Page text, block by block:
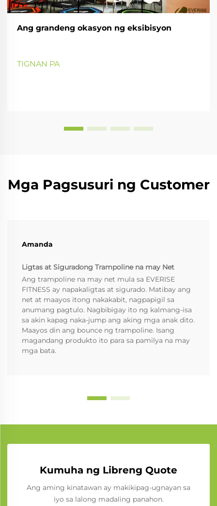
Ang grandeng okasyon ng eksibisyon
TIGNAN PA
Mga Pagsusuri ng Customer
Amanda
Ligtas at Siguradong Trampoline na may Net
Ang trampoline na may net mula sa EVERISE
FITNESS ay napakaligtas at sigurado. Matibay ang
net at maayos itong nakakabit, nagpapigil sa
anumang pagtulo. Nagbibigay ito ng kalmang-isa
sa akin kapag naka-jump ang aking mga anak dito.
Maayos din ang bounce ng trampoline. Isang
magandang produkto ito para sa pamilya na may
mga bata.
Kumuha ng Libreng Quote
Ang aming kinatawan ay makikipag-ugnayan sa
iyo sa lalong madaling panahon.